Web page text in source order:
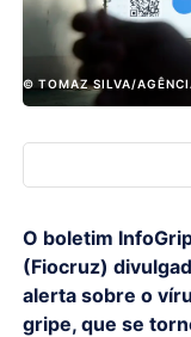
© TOMAZ SILVA/
O boletim
(Fiocruz)
alerta sobre o
gripe, que se